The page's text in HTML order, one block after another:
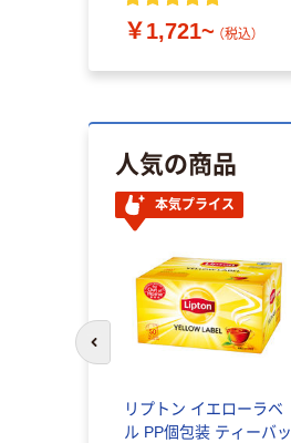
￥1,721~ （税込）
人気の商品
本気プライス
リプトン イエローラベ
ル PP個包装 ティーバッ
前のスライドへ